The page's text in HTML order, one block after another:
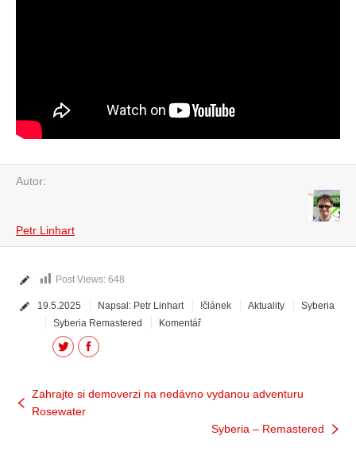
Autor:
Petr Linhart
Post Views: 648
19.5.2025 Napsal: Petr Linhart !článek Aktuality
Syberia
Syberia Remastered
Komentář
Facebook
Twitter
Zahrajte si demoverzi na nedávno vydanou adventuru
Rosewater
Syberia – Remastered